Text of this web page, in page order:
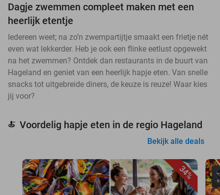
Dagje zwemmen compleet maken met een
heerlijk etentje
Iedereen weet; na zo’n zwempartijtje smaakt een frietje nét
even wat lekkerder. Heb je ook een flinke eetlust opgewekt
na het zwemmen? Ontdek dan restaurants in de buurt van
Hageland en geniet van een heerlijk hapje eten. Van snelle
snacks tot uitgebreide diners, de keuze is reuze! Waar kies
jij voor?
🍝 Voordelig hapje eten in de regio Hageland
Bekijk alle deals
34%